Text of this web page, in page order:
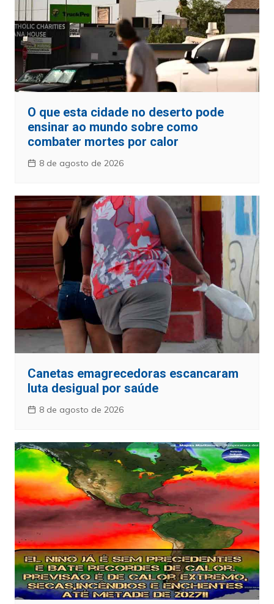
O que esta cidade no deserto pode
ensinar ao mundo sobre como
combater mortes por calor
8 de agosto de 2026
Canetas emagrecedoras escancaram
luta desigual por saúde
8 de agosto de 2026